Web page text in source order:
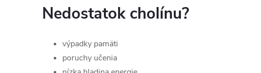
Nedostatok cholínu?
výpadky pamäti
poruchy učenia